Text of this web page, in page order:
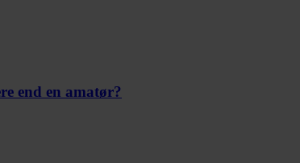
end en amatør?